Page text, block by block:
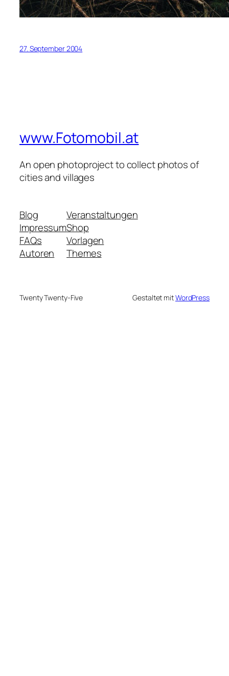
27. September 2004
www.Fotomobil.at
An open photoproject to collect photos of
cities and villages
Blog
Impressum
FAQs
Autoren
Veranstaltungen
Shop
Vorlagen
Themes
Twenty Twenty-Five Gestaltet mitWordPress